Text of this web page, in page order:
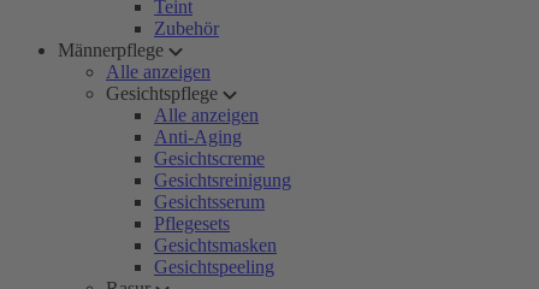
Teint
Zubehör
Männerpflege
Alle anzeigen
Gesichtspflege
Alle anzeigen
Anti-Aging
Gesichtscreme
Gesichtsreinigung
Gesichtsserum
Pflegesets
Gesichtsmasken
Gesichtspeeling